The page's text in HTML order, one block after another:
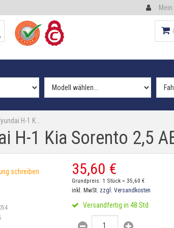
H-1 K…
H-1 Kia Sorento 2,5
schreiben 35,60 €
Grundpreis: 1 Stück = 35,60 €
inkl. MwSt. zzgl. Versandkosten
Versandfertig in 48 Std